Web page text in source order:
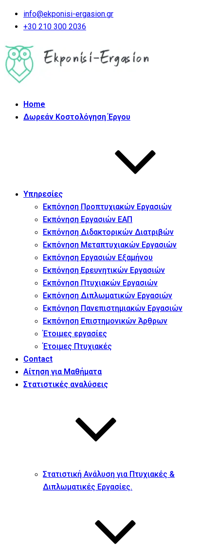
info@ekponisi-ergasion.gr
+30 210 300 2036
Home
Δωρεάν Κοστολόγηση Έργου
Υπηρεσίες
Εκπόνηση Προπτυχιακών Εργασιών
Εκπόνηση Εργασιών ΕΑΠ
Εκπόνηση Διδακτορικών Διατριβών
Εκπόνηση Μεταπτυχιακών Εργασιών
Εκπόνηση Εργασιών Εξαμήνου
Εκπόνηση Ερευνητικών Εργασιών
Εκπόνηση Πτυχιακών Εργασιών
Εκπόνηση Διπλωματικών Εργασιών
Εκπόνηση Πανεπιστημιακών Εργασιών
Εκπόνηση Επιστημονικών Άρθρων
Έτοιμες εργασίες
Έτοιμες Πτυχιακές
Contact
Αίτηση για Μαθήματα
Στατιστικές αναλύσεις
Στατιστική Ανάλυση για Πτυχιακές &
Διπλωματικές Εργασίες.